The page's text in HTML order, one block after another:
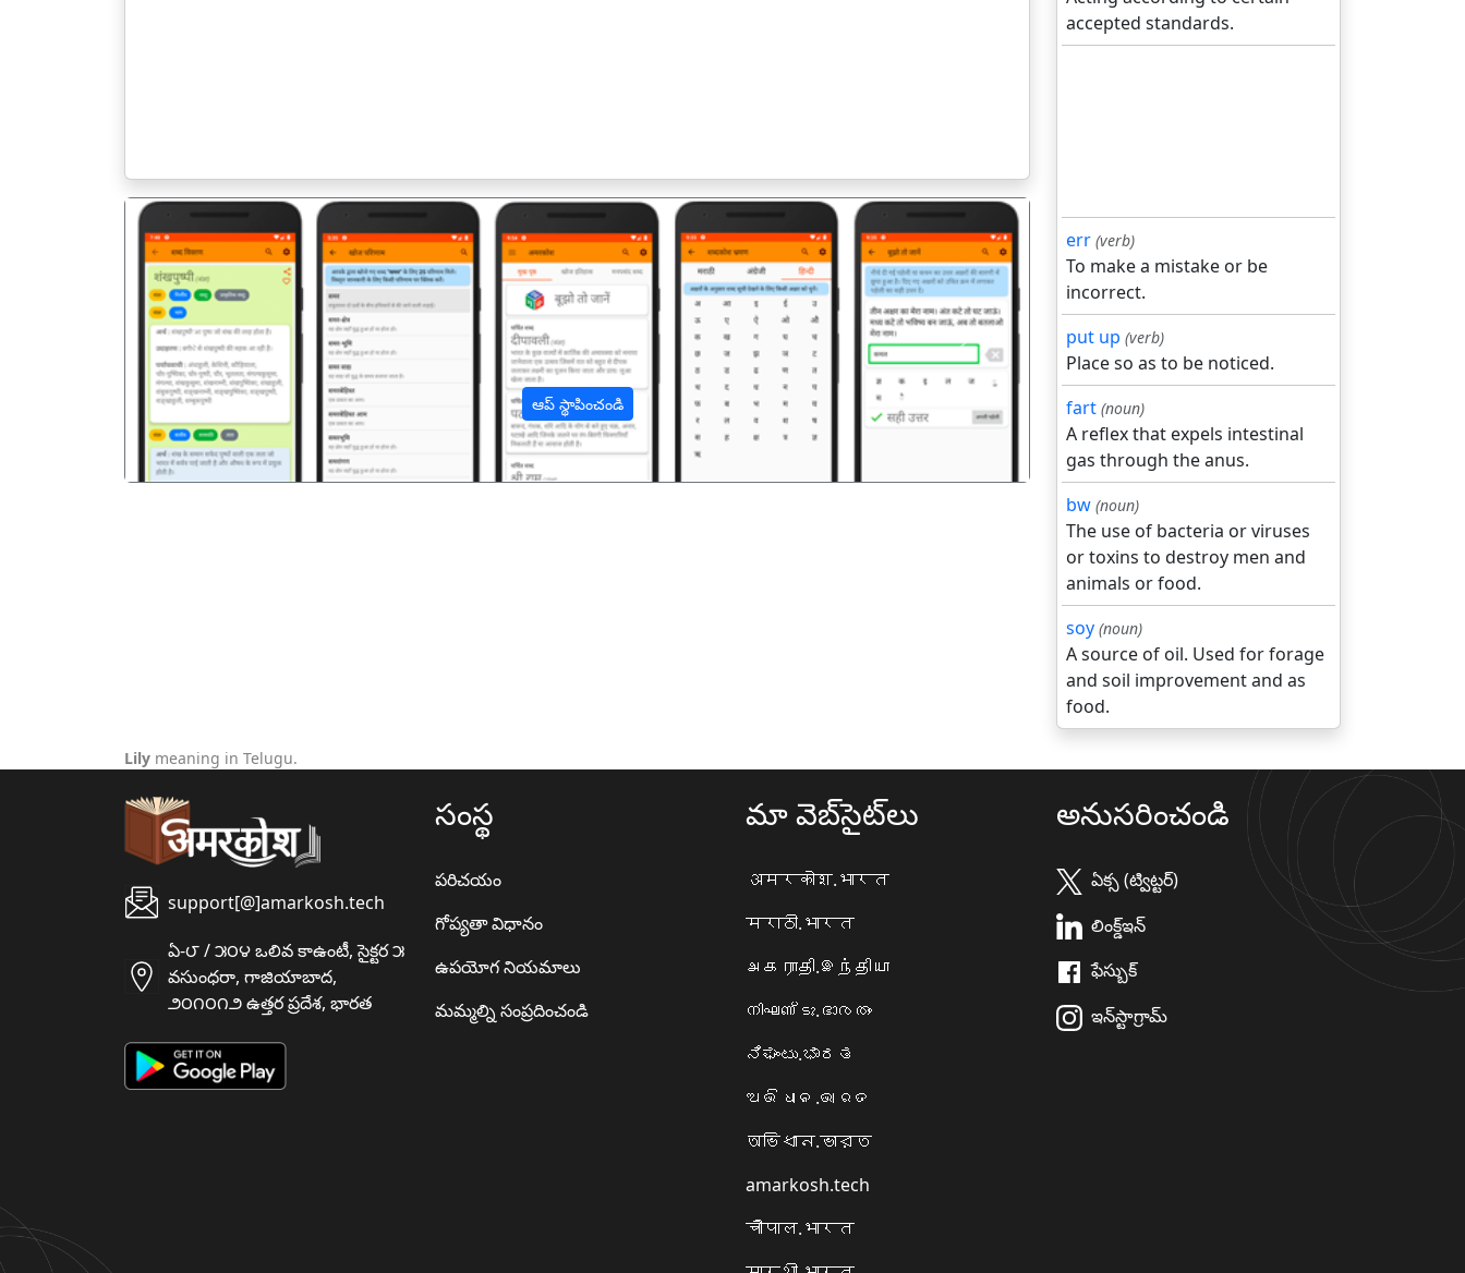
ఆప్ స్థాపించండి
पिछला अगला
accepted standards.
err (verb)
To make a mistake or be
incorrect.
put up (verb)
Place so as to be noticed.
fart (noun)
A reflex that expels intestinal
gas through the anus.
bw (noun)
The use of bacteria or viruses
or toxins to destroy men and
animals or food.
soy (noun)
A source of oil. Used for forage
and soil improvement and as
food.
Lily meaning in Telugu.
support[@]amarkosh.tech
ఏ-౮ / ౫౦౪ ఒలివ కాఉంటీ, సైక్టర ౫
వసుంధరా, గాజియాబాద,
౨౦౧౦౧౨ ఉత్తర ప్రదేశ, భారత
సంస్థ
పరిచయం
గోప్యతా విధానం
ఉపయోగ నియమాలు
మమ్మల్ని సంప్రదించండి
మా వెబ్‌సైట్‌లు
अमरकोश.भारत
मराठी.भारत
அகராதி.இந்தியா
നിഘണ്ടു.ഭാരതം
ನಿಘಂಟು.ಭಾರತ
ଅଭିଧାନ.ଭାରତ
অভিধান.ভারত
amarkosh.tech
चौपाल.भारत
అనుసరించండి
ఏక్స (ట్విట్టర్)
లింక్డ్ఇన్
ఫేస్బుక్
ఇన్‌స్టాగ్రామ్